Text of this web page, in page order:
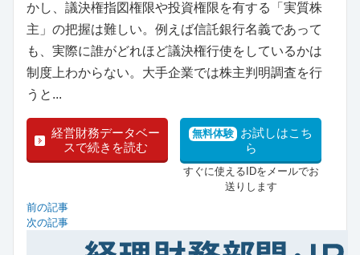
かし、議決権指図権限や投資権限を有する「実質株
主」の把握は難しい。例えば信託銀行名義であって
も、実際に誰がどれほど議決権行使をしているかは
制度上わからない。大手企業では株主判明調査を行
うと...
経営財務データベー
スで続きを読む
無料体験 お試しはこち
ら
すぐに使えるIDをメールでお
送りします
前の記事
次の記事